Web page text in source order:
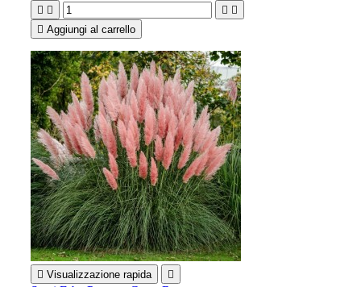
   
 Aggiungi al carrello
 Visualizzazione rapida 